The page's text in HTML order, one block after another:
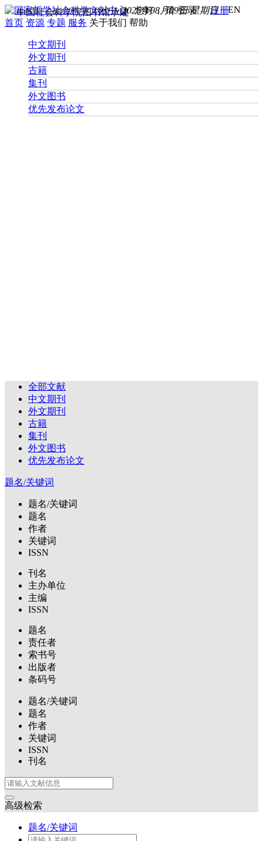
您好， 请登录 注册EN
2026年08月09日 星期日
中国社会科学院图书馆承建
首页 资源 专题 服务 关于我们 帮助
中文期刊
外文期刊
古籍
集刊
外文图书
优先发布论文
全部文献
中文期刊
外文期刊
古籍
集刊
外文图书
优先发布论文
题名/关键词
题名/关键词
题名
作者
关键词
ISSN
刊名
主办单位
主编
ISSN
题名
责任者
索书号
出版者
条码号
题名/关键词
题名
作者
关键词
ISSN
刊名
高级检索
题名/关键词